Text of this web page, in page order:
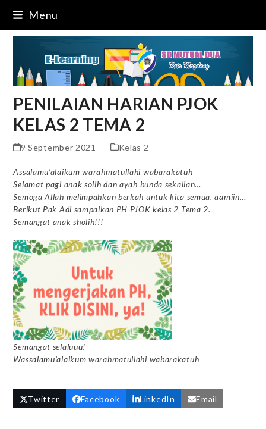
content
Menu
PENILAIAN HARIAN PJOK
KELAS 2 TEMA 2
9 September 2021 Kelas 2
Assalamu’alaikum warahmatullahi wabarakatuh
Selamat pagi anak solih dan ayah bunda sekalian…
Semoga Allah melimpahkan berkah untuk kita semua, aamiin…
Berikut Pak Adi sampaikan PH PJOK kelas 2 Tema 2.
Semangat anak sholih!!!
Semangat selaluuu!
Wassalamu’alaikum warahmatullahi wabarakatuh
Twitter Facebook LinkedIn Email